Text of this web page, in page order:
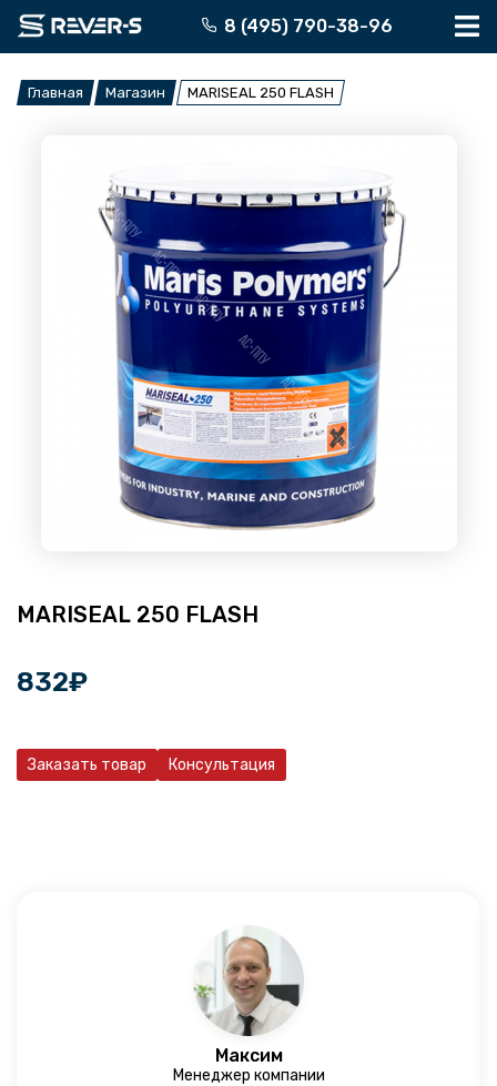
Перейти
8 (495) 790-38-96
Главная Магазин MARISEAL 250 FLASH
MARISEAL 250 FLASH
832₽
Заказать товар Консультация
Максим
Менеджер компании